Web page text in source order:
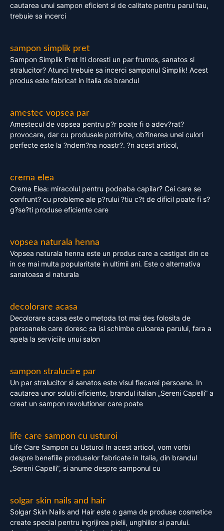
cautarea unui sampon eficient si de calitate pentru parul tau,
trebuie sa incerci
sampon simplik pret
Sampon Simplik Pret Iti doresti un par frumos, sanatos si
stralucitor? Atunci trebuie sa incerci samponul Simplik! Acest
produs este fabricat in Italia de brandul
amestec vopsea par
Amestecul de vopsea pentru p?r poate fi o adev?rat?
provocare, dar cu produsele potrivite, ob?inerea unei culori
perfecte este la ?ndem?na noastr?. ?n acest articol,
crema elea
Crema Elea: miracolul pentru podoaba capilar? Cei care se
confrunt? cu probleme ale p?rului ?tiu c?t de dificil poate fi s?
g?se?ti produse eficiente care
vopsea naturala henna
Vopsea naturala henna este un produs care a castigat din ce
in ce mai multa popularitate in ultimii ani. Este o alternativa
sanatoasa si naturala
decolorare acasa
Decolorare acasa este o metoda tot mai des folosita de
persoanele care doresc sa isi schimbe culoarea parului, fara a
apela la serviciile unui salon
sampon stralucire par
Un par stralucitor si sanatos este visul fiecarei persoane. In
cautarea unor solutii eficiente, brandul italian „Sereni Capelli” a
creat un sampon revolutionar care poate
life care sampon cu usturoi
Life Care Sampon cu Usturoi In acest articol, vom vorbi
despre benefiile produselor fabricate in Italia, din brandul
„Sereni Capelli”, si anume despre samponul cu
solgar skin nails and hair
Solgar Skin Nails and Hair este o gama de produse cosmetice
create special pentru ingrijirea pielii, unghiilor si parului.